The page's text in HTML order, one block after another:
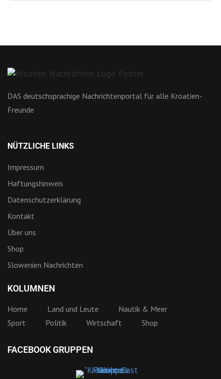
DAS deutschsprachige Nachrichtenportal für alle Kroatien-
Freunde
NÜTZLICHE LINKS
Impressum
Haftungshinweis
Datenschutzerklärung
Kontakt
Über uns
Shop
Slowenien Nachrichten
KOLUMNEN
Home Land und Leute
Nautik & Meer
Sport
Politik Wirtschaft Shop
FACEBOOK GRUPPEN